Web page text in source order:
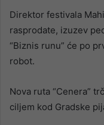
Direktor festivala
rasprodate, izuzev
“Biznis runu” će po
robot.
Nova ruta “Cenera”
ciljem kod Gradske